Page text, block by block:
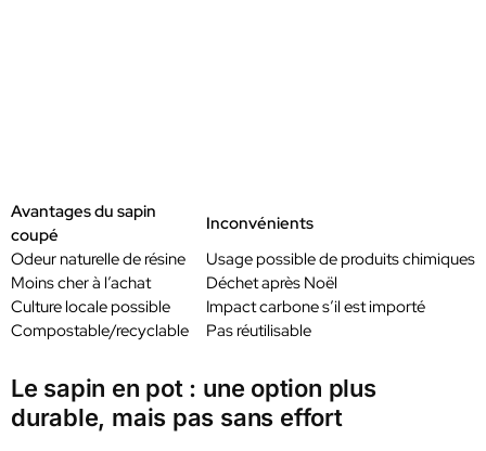
Avantages du sapin
coupé
Inconvénients
Odeur naturelle de résine
Usage possible de produits chimiques
Moins cher à l’achat
Déchet après Noël
Culture locale possible
Impact carbone s’il est importé
Compostable/recyclable
Pas réutilisable
Le sapin en pot : une option plus
durable, mais pas sans effort